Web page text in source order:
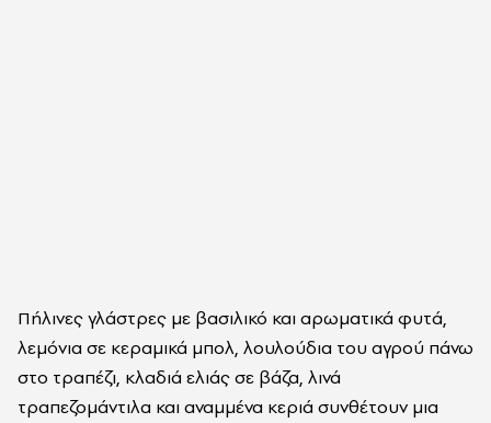
Πήλινες γλάστρες με βασιλικό και αρωματικά φυτά,
λεμόνια σε κεραμικά μπολ, λουλούδια του αγρού πάνω
στο τραπέζι, κλαδιά ελιάς σε βάζα, λινά
τραπεζομάντιλα και αναμμένα κεριά συνθέτουν μια